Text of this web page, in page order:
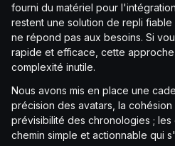
fourni du matériel pour
restent une solution de repli fiable
ne répond pas aux besoins. Si
rapide et efficace, cette
complexité inutile.
Nous avons mis en place une
précision des avatars, la
prévisibilité des chronologies ;
chemin simple et actionnable qui